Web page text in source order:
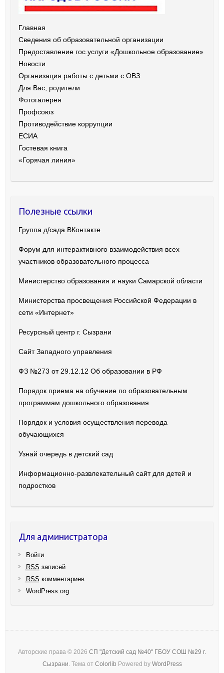
Главная
Сведения об образовательной организации
Предоставление гос.услуги «Дошкольное образование»
Новости
Организация работы с детьми с ОВЗ
Для Вас, родители
Фотогалерея
Профсоюз
Противодействие коррупции
ЕСИА
Гостевая книга
«Горячая линия»
Полезные ссылки
Группа д/сада ВКонтакте
Форум для интерактивного взаимодействия всех
участников образовательного процесса
Министерство образования и науки Самарской области
Министерства просвещения Российской Федерации в
сети «Интернет»
Ресурсный центр г. Сызрани
Сайт Западного управления
ФЗ №273 от 29.12.12 Об образовании в РФ
Порядок приема на обучение по образовательным
программам дошкольного образования
Порядок и условия осуществления перевода
обучающихся
Узнай очередь в детский сад
Информационно-развлекательный сайт для детей и
подростков
Для администратора
Войти
RSS записей
RSS комментариев
WordPress.org
Авторские права © 2026 СП "Детский сад №40" ГБОУ СОШ №29 г.
Сызрани. Тема от Colorlib Powered by WordPress